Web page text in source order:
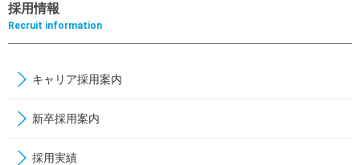
採用情報
Recruit information
キャリア採用案内
新卒採用案内
採用実績